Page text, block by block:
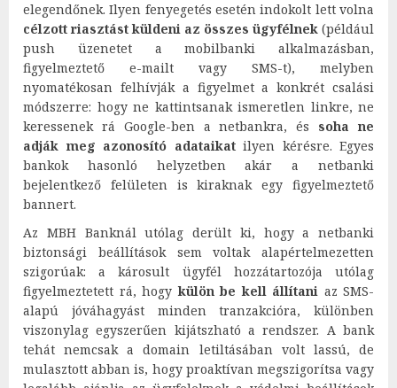
elegendőnek. Ilyen fenyegetés esetén indokolt lett volna
célzott riasztást küldeni az összes ügyfélnek (például
push üzenetet a mobilbanki alkalmazásban,
figyelmeztető e-mailt vagy SMS-t), melyben
nyomatékosan felhívják a figyelmet a konkrét csalási
módszerre: hogy ne kattintsanak ismeretlen linkre, ne
keressenek rá Google-ben a netbankra, és soha ne
adják meg azonosító adataikatilyen kérésre. Egyes
bankok hasonló helyzetben akár a netbanki
bejelentkező felületen is kiraknak egy figyelmeztető
bannert.
Az MBH Banknál utólag derült ki, hogy a netbanki
biztonsági beállítások sem voltak alapértelmezetten
szigorúak: a károsult ügyfél hozzátartozója utólag
figyelmeztetett rá, hogykülön be kell állítani az SMS-
alapú jóváhagyást minden tranzakcióra, különben
viszonylag egyszerűen kijátszható a rendszer. A bank
tehát nemcsak a domain letiltásában volt lassú, de
mulasztott abban is, hogy proaktívan megszigorítsa vagy